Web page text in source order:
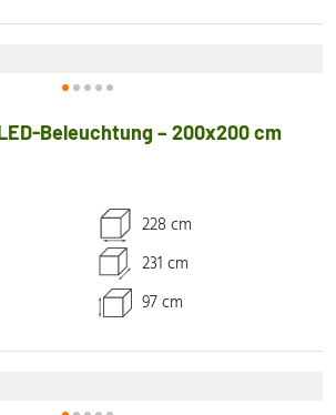
Beleuchtung – 200x200 cm
228 cm
231 cm
97 cm